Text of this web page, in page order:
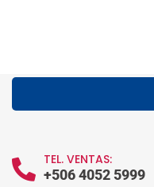
TEL. VENTAS:
+506 4052 5999